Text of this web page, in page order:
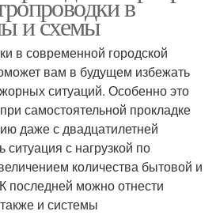
и схемы
в современной городской
вам в будущем избежать
ситуаций. Особенно это
самостоятельной прокладке
даже с двадцатилетней
с нагрузкой по
количества бытовой и
последней можно отнести
и системы